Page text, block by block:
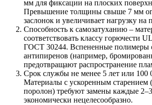
мм для фиксации на плоских
Превышение толщины свыше 7 мм
заслонок и увеличивает нагрузку на
Способность к самозатуханию –
соответствовать классу горючести
ГОСТ 30244. Вспененные полимеры
антипиренов (например,
предотвращают распространение
Срок службы не менее 5 лет или 100
Материалы с ускоренным старением
поролон) требуют замены каждые
экономически нецелесообразно.